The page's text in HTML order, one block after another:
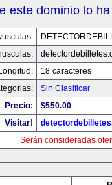
este dominio lo
Longitud:
18 caracteres
Sin Clasificar
Precio:
$550.00
Visitar!
Serán consideradas